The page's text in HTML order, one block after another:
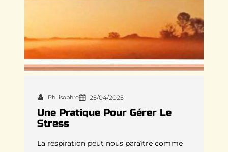
Philisophro 25/04/2025
Une Pratique Pour Gérer Le
Stress
La respiration peut nous paraître comme